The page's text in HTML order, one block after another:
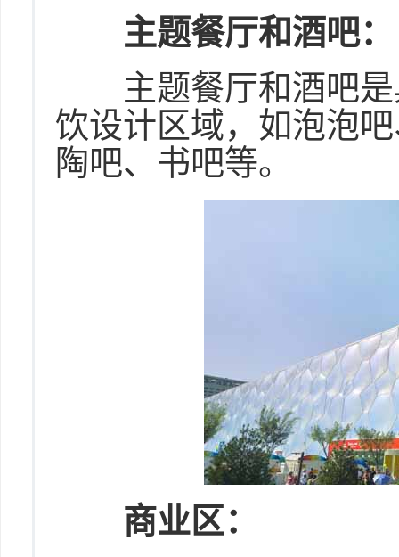
主题餐厅和酒吧：
主题餐厅和酒吧是
饮设计区域，如泡泡
陶吧、书吧等。
商业区：